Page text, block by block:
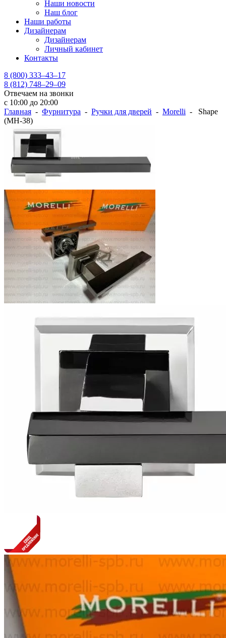
Наши новости
Наш блог
Наши работы
Дизайнерам
Дизайнерам
Личный кабинет
Контакты
8 (800) 333–43–17
8 (812) 748–29–09
Отвечаем на звонки
с 10:00 до 20:00
Главная - Фурнитура - Ручки для дверей - Morelli - Shape
(MH-38)